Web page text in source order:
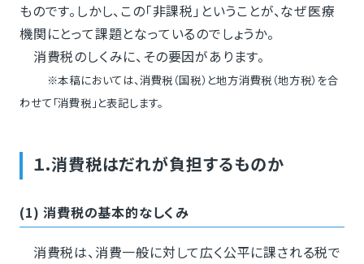
ものです。しかし、この「非課税」ということが、なぜ医療
機関にとって課題となっているのでしょうか。
消費税のしくみに、その要因があります。
※本稿においては、消費税（国税）と地方消費税（地方税）を合
わせて「消費税」と表記します。
１.消費税はだれが負担するものか
(1) 消費税の基本的なしくみ
消費税は、消費一般に対して広く公平に課される税で